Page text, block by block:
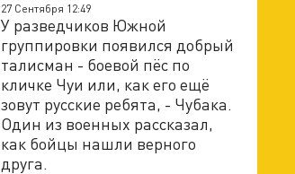
27 Сентября 12:49
У разведчиков Южной
группировки появился добрый
талисман - боевой пёс по
кличке Чуи или, как его ещё
зовут русские ребята, - Чубака.
Один из военных рассказал,
как бойцы нашли верного
друга.